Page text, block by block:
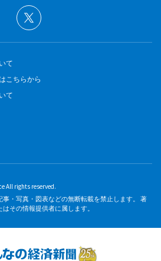
て
こちらから
て
All rights reserved.
・写真・図表などの無断転載を禁止します。 著
その情報提供者に属します。